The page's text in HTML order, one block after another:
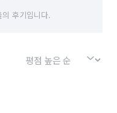
후기입니다.